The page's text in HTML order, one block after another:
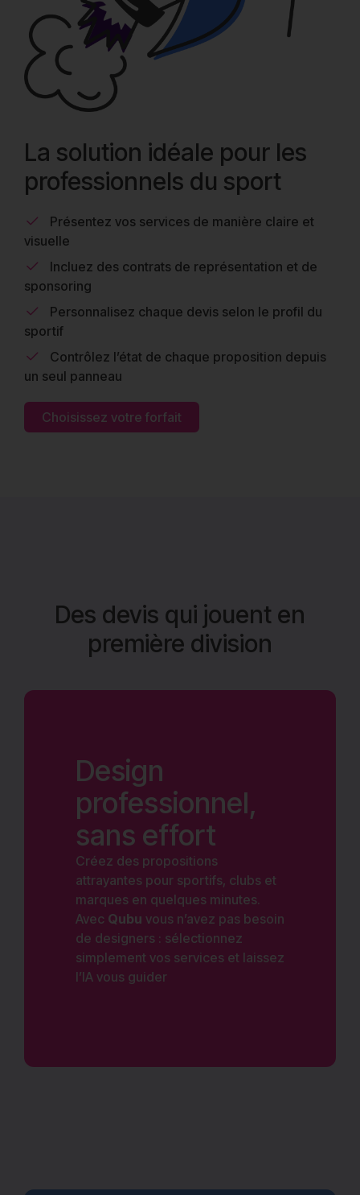
La solution idéale pour les
professionnels du sport
Présentez vos services de manière claire et
visuelle
Incluez des contrats de représentation et de
sponsoring
Personnalisez chaque devis selon le profil du
sportif
Contrôlez l’état de chaque proposition depuis
un seul panneau
Choisissez votre forfait
Des devis qui jouent en
première division
Design
professionnel,
sans effort
Créez des propositions
attrayantes pour sportifs, clubs et
marques en quelques minutes.
Avec Qubu vous n’avez pas besoin
de designers : sélectionnez
simplement vos services et laissez
l’IA vous guider